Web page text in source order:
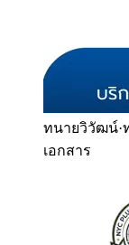
ทนายวิวัฒน์·
เอกสาร